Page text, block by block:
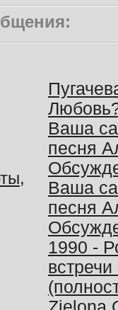
Ваша
песня
Ваша
песня
1990 -